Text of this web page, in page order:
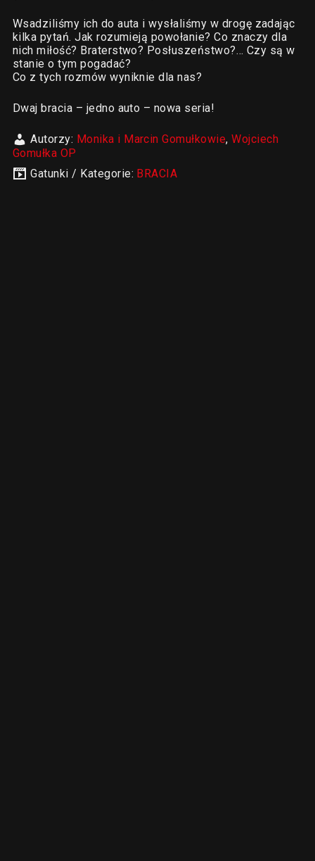
Wsadziliśmy ich do auta i wysłaliśmy w drogę zadając
kilka pytań. Jak rozumieją powołanie? Co znaczy dla
nich miłość? Braterstwo? Posłuszeństwo?… Czy są w
stanie o tym pogadać?
Co z tych rozmów wyniknie dla nas?
Dwaj bracia – jedno auto – nowa seria!
Autorzy: Monika i Marcin Gomułkowie,Wojciech
Gomułka OP
Gatunki / Kategorie: BRACIA